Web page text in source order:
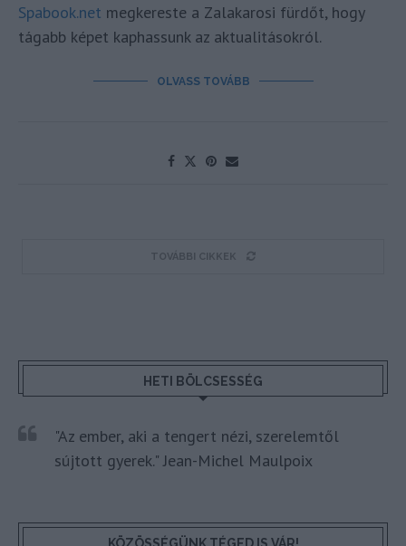
Spabook.net megkereste a Zalakarosi fürdőt, hogy
tágabb képet kaphassunk az aktualitásokról.
OLVASS TOVÁBB
TOVÁBBI CIKKEK
HETI BÖLCSESSÉG
"Az ember, aki a tengert nézi, szerelemtől
sújtott gyerek." Jean-Michel Maulpoix
KÖZÖSSÉGÜNK TÉGED IS VÁR!